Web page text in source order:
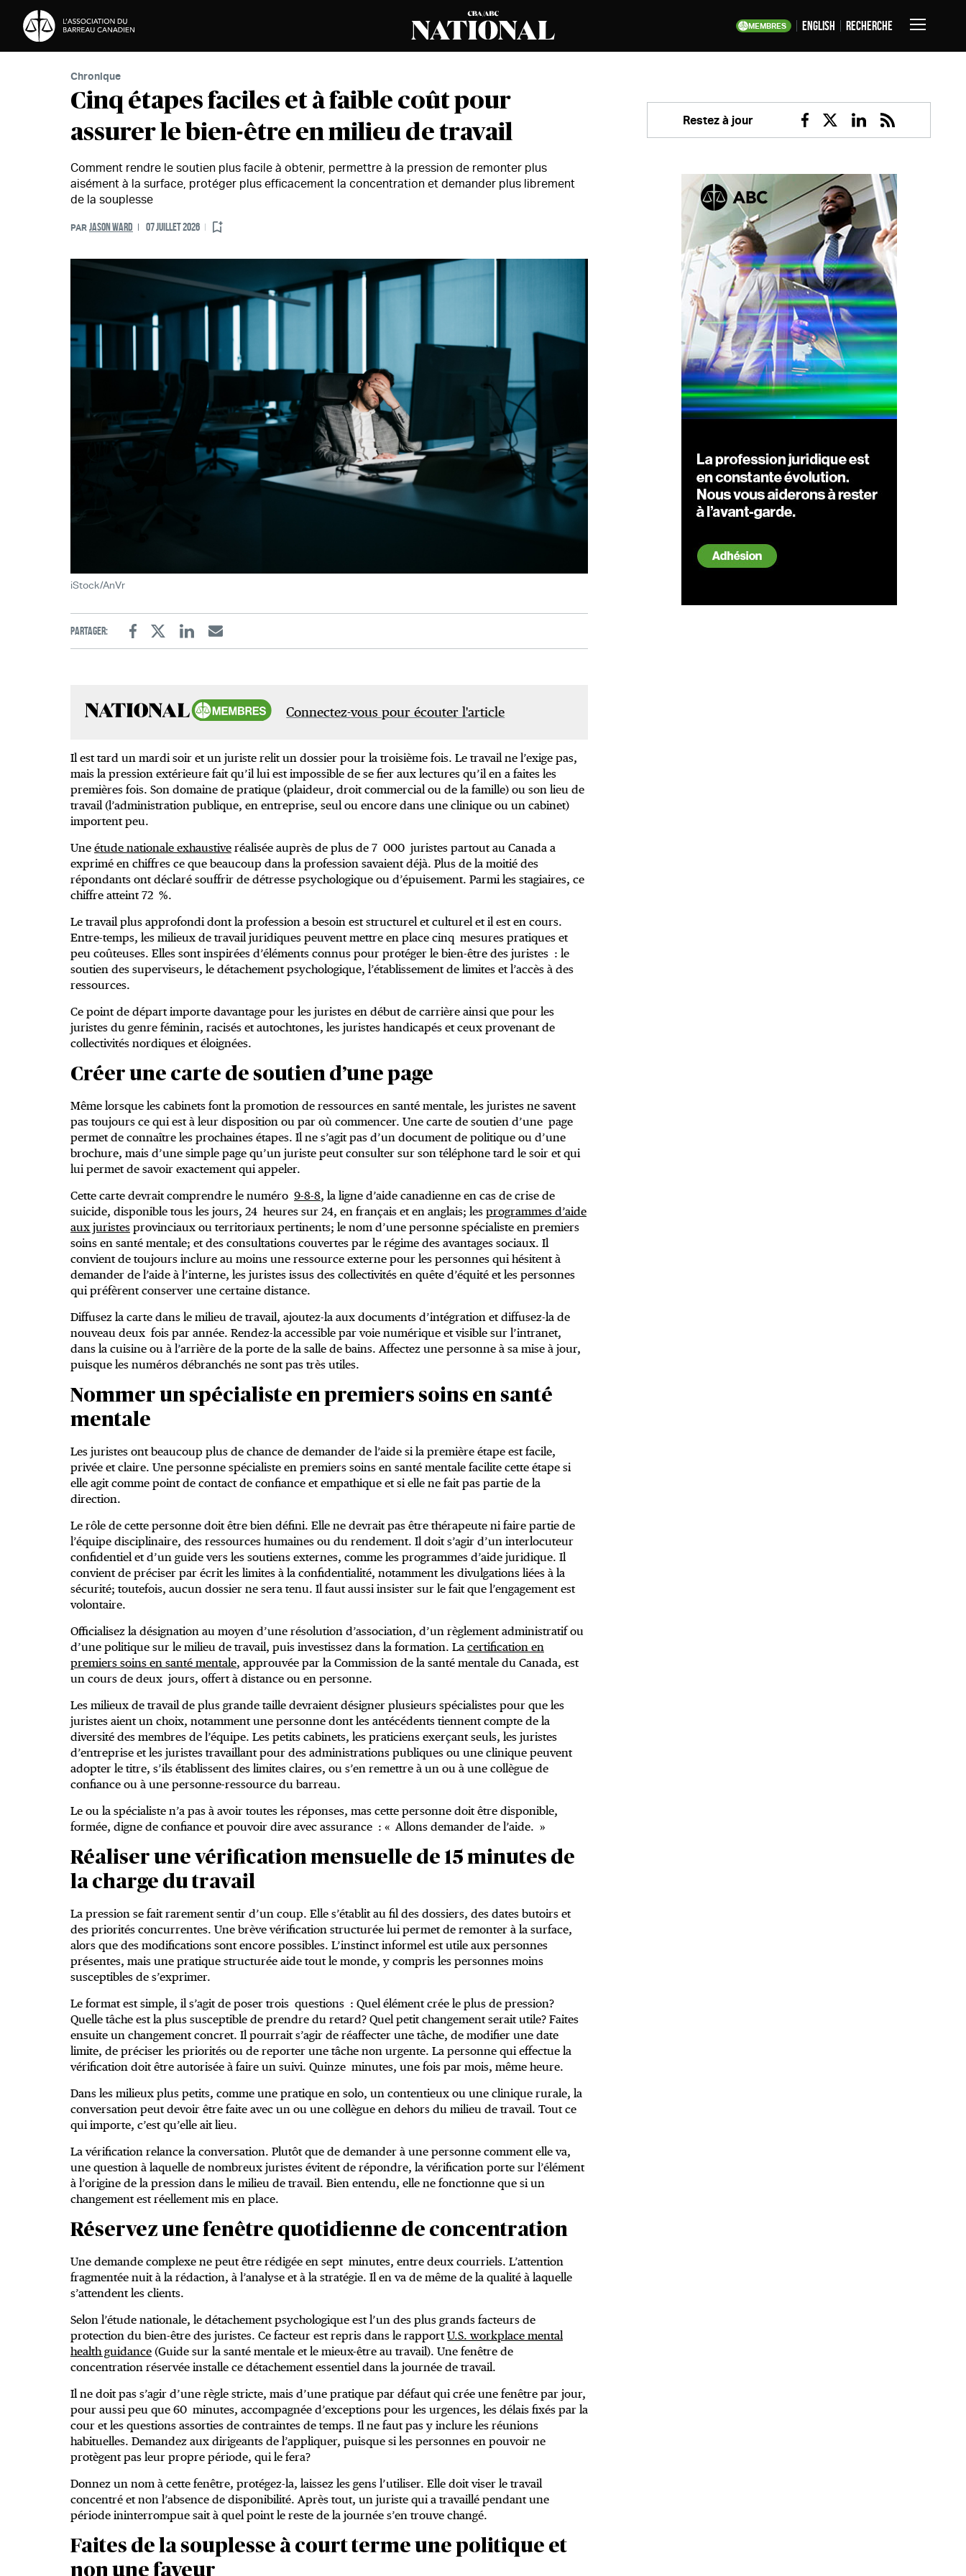
Passer au contenu MEMBRES English Recherche
Basculer
Chronique
Cinq étapes faciles et à faible coût pour
assurer le bien-être en milieu de travail
Comment rendre le soutien plus facile à obtenir, permettre à la pression de remonter plus
aisément à la surface, protéger plus efficacement la concentration et demander plus librement
de la souplesse
PAR JASON WARD 07 JUILLET 2026
iStock/AnVr
Partager:
FacebookTwitterLinkedinEmail
Connectez-vous pour écouter l'article
Il est tard un mardi soir et un juriste relit un dossier pour la troisième fois. Le travail ne l’exige pas,
mais la pression extérieure fait qu’il lui est impossible de se fier aux lectures qu’il en a faites les
premières fois. Son domaine de pratique (plaideur, droit commercial ou de la famille) ou son lieu de
travail (l’administration publique, en entreprise, seul ou encore dans une clinique ou un cabinet)
importent peu.
Une étude nationale exhaustive réalisée auprès de plus de 7 000 juristes partout au Canada a
exprimé en chiffres ce que beaucoup dans la profession savaient déjà. Plus de la moitié des
répondants ont déclaré souffrir de détresse psychologique ou d’épuisement. Parmi les stagiaires, ce
chiffre atteint 72 %.
Le travail plus approfondi dont la profession a besoin est structurel et culturel et il est en cours.
Entre-temps, les milieux de travail juridiques peuvent mettre en place cinq mesures pratiques et
peu coûteuses. Elles sont inspirées d’éléments connus pour protéger le bien-être des juristes : le
soutien des superviseurs, le détachement psychologique, l’établissement de limites et l’accès à des
ressources.
Ce point de départ importe davantage pour les juristes en début de carrière ainsi que pour les
juristes du genre féminin, racisés et autochtones, les juristes handicapés et ceux provenant de
collectivités nordiques et éloignées.
Créer une carte de soutien d’une page
Même lorsque les cabinets font la promotion de ressources en santé mentale, les juristes ne savent
pas toujours ce qui est à leur disposition ou par où commencer. Une carte de soutien d’une page
permet de connaître les prochaines étapes. Il ne s’agit pas d’un document de politique ou d’une
brochure, mais d’une simple page qu’un juriste peut consulter sur son téléphone tard le soir et qui
lui permet de savoir exactement qui appeler.
Cette carte devrait comprendre le numéro 9-8-8, la ligne d’aide canadienne en cas de crise de
suicide, disponible tous les jours, 24 heures sur 24, en français et en anglais; les programmes d’aide
aux juristes provinciaux ou territoriaux pertinents; le nom d’une personne spécialiste en premiers
soins en santé mentale; et des consultations couvertes par le régime des avantages sociaux. Il
convient de toujours inclure au moins une ressource externe pour les personnes qui hésitent à
demander de l’aide à l’interne, les juristes issus des collectivités en quête d’équité et les personnes
qui préfèrent conserver une certaine distance.
Diffusez la carte dans le milieu de travail, ajoutez-la aux documents d’intégration et diffusez-la de
nouveau deux fois par année. Rendez-la accessible par voie numérique et visible sur l’intranet,
dans la cuisine ou à l’arrière de la porte de la salle de bains. Affectez une personne à sa mise à jour,
puisque les numéros débranchés ne sont pas très utiles.
Nommer un spécialiste en premiers soins en santé
mentale
Les juristes ont beaucoup plus de chance de demander de l’aide si la première étape est facile,
privée et claire. Une personne spécialiste en premiers soins en santé mentale facilite cette étape si
elle agit comme point de contact de confiance et empathique et si elle ne fait pas partie de la
direction.
Le rôle de cette personne doit être bien défini. Elle ne devrait pas être thérapeute ni faire partie de
l’équipe disciplinaire, des ressources humaines ou du rendement. Il doit s’agir d’un interlocuteur
confidentiel et d’un guide vers les soutiens externes, comme les programmes d’aide juridique. Il
convient de préciser par écrit les limites à la confidentialité, notamment les divulgations liées à la
sécurité; toutefois, aucun dossier ne sera tenu. Il faut aussi insister sur le fait que l’engagement est
volontaire.
Officialisez la désignation au moyen d’une résolution d’association, d’un règlement administratif ou
d’une politique sur le milieu de travail, puis investissez dans la formation. La certification en
premiers soins en santé mentale, approuvée par la Commission de la santé mentale du Canada, est
un cours de deux jours, offert à distance ou en personne.
Les milieux de travail de plus grande taille devraient désigner plusieurs spécialistes pour que les
juristes aient un choix, notamment une personne dont les antécédents tiennent compte de la
diversité des membres de l’équipe. Les petits cabinets, les praticiens exerçant seuls, les juristes
d’entreprise et les juristes travaillant pour des administrations publiques ou une clinique peuvent
adopter le titre, s’ils établissent des limites claires, ou s’en remettre à un ou à une collègue de
confiance ou à une personne‑ressource du barreau.
Le ou la spécialiste n’a pas à avoir toutes les réponses, mas cette personne doit être disponible,
formée, digne de confiance et pouvoir dire avec assurance : « Allons demander de l’aide. »
Réaliser une vérification mensuelle de 15 minutes de
la charge du travail
La pression se fait rarement sentir d’un coup. Elle s’établit au fil des dossiers, des dates butoirs et
des priorités concurrentes. Une brève vérification structurée lui permet de remonter à la surface,
alors que des modifications sont encore possibles. L’instinct informel est utile aux personnes
présentes, mais une pratique structurée aide tout le monde, y compris les personnes moins
susceptibles de s’exprimer.
Le format est simple, il s’agit de poser trois questions : Quel élément crée le plus de pression?
Quelle tâche est la plus susceptible de prendre du retard? Quel petit changement serait utile? Faites
ensuite un changement concret. Il pourrait s’agir de réaffecter une tâche, de modifier une date
limite, de préciser les priorités ou de reporter une tâche non urgente. La personne qui effectue la
vérification doit être autorisée à faire un suivi. Quinze minutes, une fois par mois, même heure.
Dans les milieux plus petits, comme une pratique en solo, un contentieux ou une clinique rurale, la
conversation peut devoir être faite avec un ou une collègue en dehors du milieu de travail. Tout ce
qui importe, c’est qu’elle ait lieu.
La vérification relance la conversation. Plutôt que de demander à une personne comment elle va,
une question à laquelle de nombreux juristes évitent de répondre, la vérification porte sur l’élément
à l’origine de la pression dans le milieu de travail. Bien entendu, elle ne fonctionne que si un
changement est réellement mis en place.
Réservez une fenêtre quotidienne de concentration
Une demande complexe ne peut être rédigée en sept minutes, entre deux courriels. L’attention
fragmentée nuit à la rédaction, à l’analyse et à la stratégie. Il en va de même de la qualité à laquelle
s’attendent les clients.
Selon l’étude nationale, le détachement psychologique est l’un des plus grands facteurs de
protection du bien-être des juristes. Ce facteur est repris dans le rapportU.S. workplace mental
health guidance (Guide sur la santé mentale et le mieux-être au travail). Une fenêtre de
concentration réservée installe ce détachement essentiel dans la journée de travail.
Il ne doit pas s’agir d’une règle stricte, mais d’une pratique par défaut qui crée une fenêtre par jour,
pour aussi peu que 60 minutes, accompagnée d’exceptions pour les urgences, les délais fixés par la
cour et les questions assorties de contraintes de temps. Il ne faut pas y inclure les réunions
habituelles. Demandez aux dirigeants de l’appliquer, puisque si les personnes en pouvoir ne
protègent pas leur propre période, qui le fera?
Donnez un nom à cette fenêtre, protégez-la, laissez les gens l’utiliser. Elle doit viser le travail
concentré et non l’absence de disponibilité. Après tout, un juriste qui a travaillé pendant une
période ininterrompue sait à quel point le reste de la journée s’en trouve changé.
Faites de la souplesse à court terme une politique et
non une faveur
Restez à jour
Facebook
TwitterLinkedin
RSS